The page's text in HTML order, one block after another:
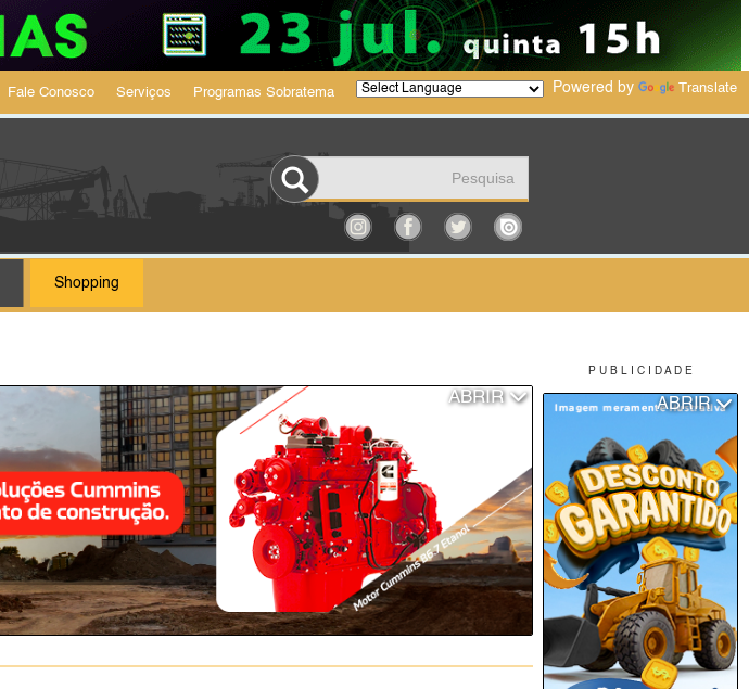
P U B L I C I D A D E
ABRIR
Fale Conosco Serviços Programas Sobratema Powered by Translate
Shopping
ABRIR